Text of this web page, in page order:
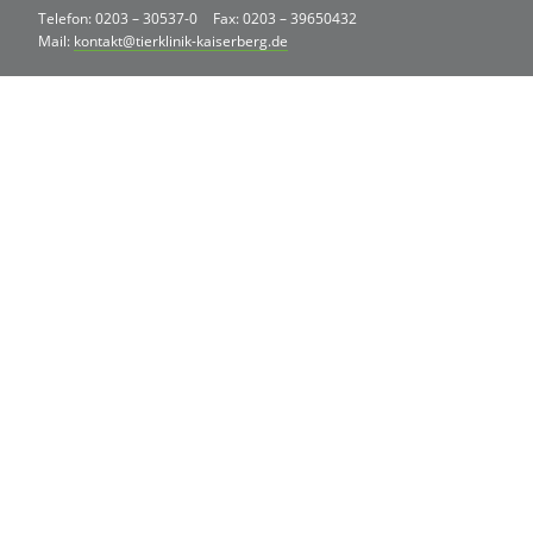
Telefon: 0203 – 30537-0
Fax: 0203 – 39650432
Mail: kontakt@tierklinik-kaiserberg.de